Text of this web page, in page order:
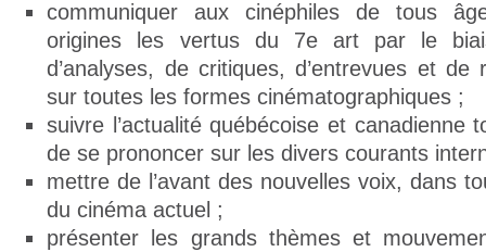
communiquer aux cinéphiles de tous
origines les vertus du 7e art par le
d’analyses, de critiques, d’entrevues et de
sur toutes les formes cinématographiques ;
suivre l’actualité québécoise et canadienne
de se prononcer sur les divers courants
mettre de l’avant des nouvelles voix, dans
du cinéma actuel ;
présenter les grands thèmes et